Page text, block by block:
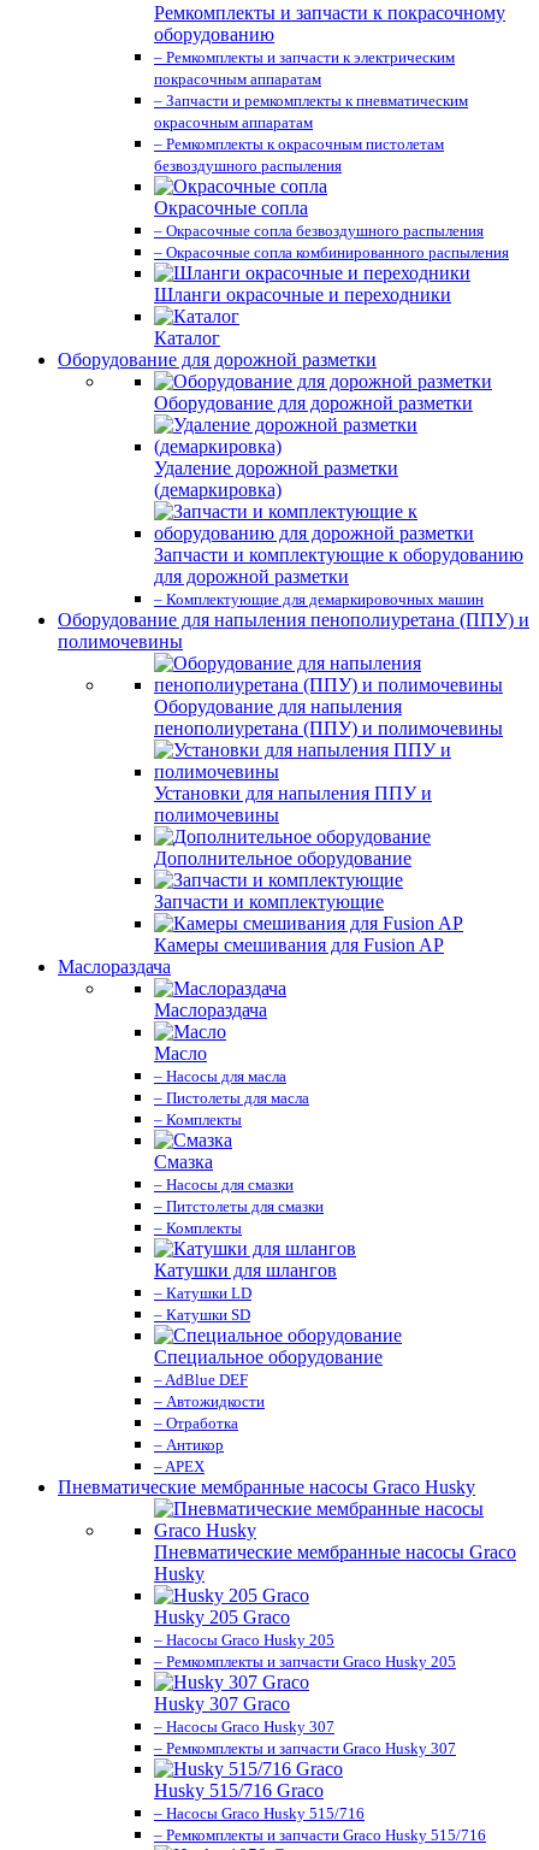
Ремкомплекты и запчасти к покрасочному
оборудованию
– Ремкомплекты и запчасти к электрическим
покрасочным аппаратам
– Запчасти и ремкомплекты к пневматическим
окрасочным аппаратам
– Ремкомплекты к окрасочным пистолетам
безвоздушного распыления
Окрасочные сопла
– Окрасочные сопла безвоздушного распыления
– Окрасочные сопла комбинированного распыления
Шланги окрасочные и переходники
Каталог
Оборудование для дорожной разметки
Оборудование для дорожной разметки
Удаление дорожной разметки
(демаркировка)
Запчасти и комплектующие к оборудованию
для дорожной разметки
– Комплектующие для демаркировочных машин
Оборудование для напыления пенополиуретана (ППУ) и
полимочевины
Оборудование для напыления
пенополиуретана (ППУ) и полимочевины
Установки для напыления ППУ и
полимочевины
Дополнительное оборудование
Запчасти и комплектующие
Камеры смешивания для Fusion AP
Маслораздача
Маслораздача
Масло
– Насосы для масла
– Пистолеты для масла
– Комплекты
Смазка
– Насосы для смазки
– Питстолеты для смазки
– Комплекты
Катушки для шлангов
– Катушки LD
– Катушки SD
Специальное оборудование
– AdBlue DEF
– Автожидкости
– Отработка
– Антикор
– APEX
Пневматические мембранные насосы Graco Husky
Пневматические мембранные насосы Graco
Husky
Husky 205 Graco
– Насосы Graco Husky 205
– Ремкомплекты и запчасти Graco Husky 205
Husky 307 Graco
– Насосы Graco Husky 307
– Ремкомплекты и запчасти Graco Husky 307
Husky 515/716 Graco
– Насосы Graco Husky 515/716
– Ремкомплекты и запчасти Graco Husky 515/716